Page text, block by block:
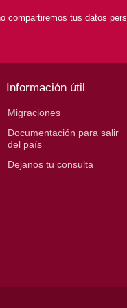
compartiremos tus datos
Información útil
Migraciones
Documentación para salir
del país
Dejanos tu consulta